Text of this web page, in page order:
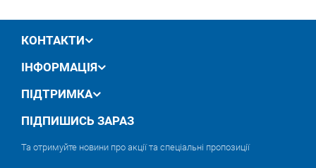
КОНТАКТИ
ІНФОРМАЦІЯ
ПІДТРИМКА
ПІДПИШИСЬ ЗАРАЗ
Та отримуйте новини про акції та спеціальні пропозиції